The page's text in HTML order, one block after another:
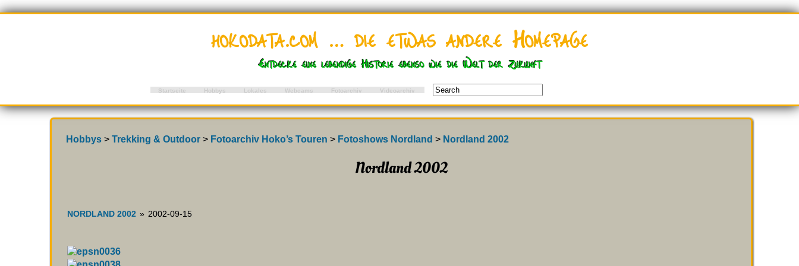
hokodata.com … die etwas andere Homepage
Entdecke eine lebendige Historie ebenso wie die Welt der Zukunft
Startseite Hobbys Lokales Webcams Fotoarchiv Videoarchiv
Gefallen Dir Hoko's Webseiten ? Bitte benutze den "FEEDBACK"
Hobbys> Trekking & Outdoor> Fotoarchiv Hoko’s Touren > Fotoshows Nordland > Nordland 2002
Nordland 2002
NORDLAND 2002 » 2002-09-15